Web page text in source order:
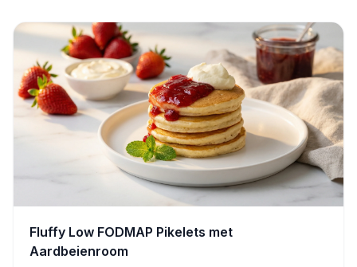
Fluffy Low FODMAP Pikelets met
Aardbeienroom